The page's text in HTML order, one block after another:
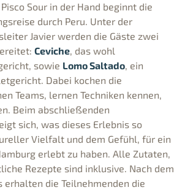
Sour in der Hand beginnt die
durch Peru. Unter der
Javier werden die Gäste zwei
Ceviche, das wohl
sowie Lomo Saltado, ein
Dabei kochen die
Teams, lernen Techniken kennen,
Beim abschließenden
sich, was dieses Erlebnis so
Vielfalt und dem Gefühl, für ein
erlebt zu haben. Alle Zutaten,
Rezepte sind inklusive. Nach dem
erhalten die Teilnehmenden die